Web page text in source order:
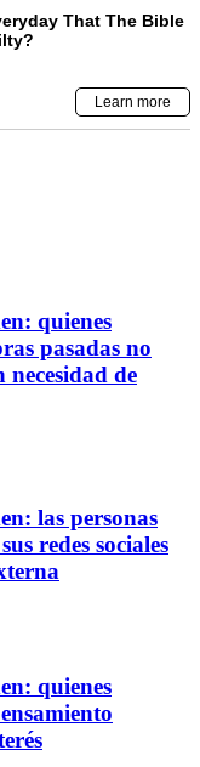
quienes
pasadas no
necesidad de
las personas
redes sociales
quienes